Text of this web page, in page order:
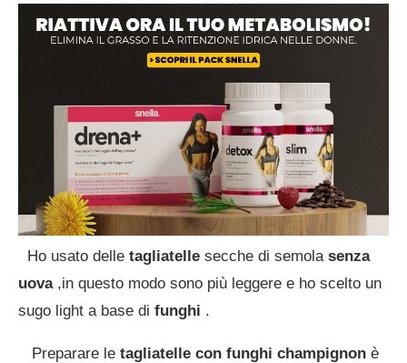
Ho usato delle tagliatelle secche di semola senza
uova,in questo modo sono più leggere e ho scelto un
sugo light a base di funghi .
Preparare le tagliatelle con funghi champignon è